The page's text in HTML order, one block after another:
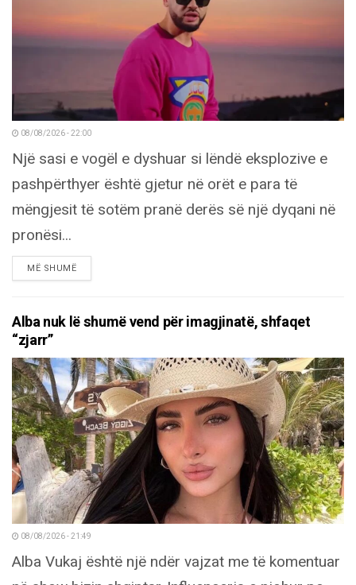
08/08/2026 - 22:00
Një sasi e vogël e dyshuar si lëndë eksplozive e
pashpërthyer është gjetur në orët e para të
mëngjesit të sotëm pranë derës së një dyqani në
pronësi...
MË SHUMËDETAILS
Alba nuk lë shumë vend për imagjinatë, shfaqet
“zjarr”
08/08/2026 - 21:49
Alba Vukaj është një ndër vajzat me të komentuar